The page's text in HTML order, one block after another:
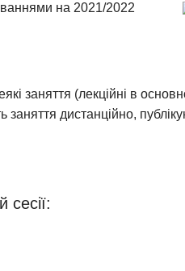
на 2021/2022
заняття (лекційні в
заняття дистанційно,
сесії: